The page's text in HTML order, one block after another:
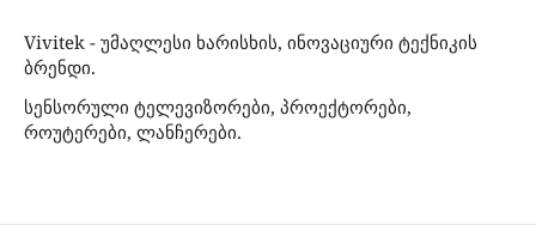
Vivitek - უმაღლესი ხარისხის, ინოვაციური ტექნიკის
ბრენდი.
სენსორული ტელევიზორები, პროექტორები,
როუტერები, ლანჩერები.